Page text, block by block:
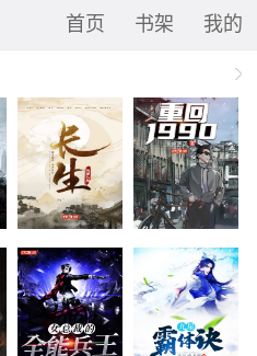
首页 书架 我的